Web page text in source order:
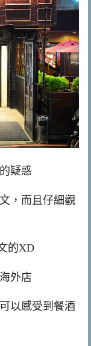
疑惑
，而且仔細觀
的XD
外店
以感受到餐酒